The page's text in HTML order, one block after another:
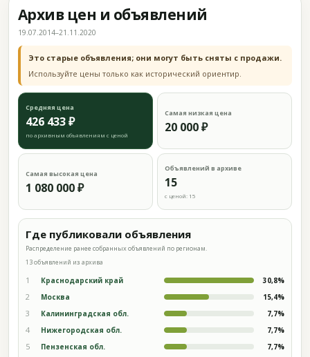
Архив цен и объявлений
19.07.2014–21.11.2020
Это старые объявления; они могут быть сняты с продажи.
Используйте цены только как исторический ориентир.
Средняя цена
426 433 ₽
по архивным объявлениям с ценой
Самая низкая цена
20 000 ₽
Самая высокая цена
1 080 000 ₽
Объявлений в архиве
15
с ценой: 15
Где публиковали объявления
Распределение ранее собранных объявлений по регионам.
13 объявлений из архива
1 Краснодарский край 30,8%
2 Москва 15,4%
3 Калининградская обл. 7,7%
4 Нижегородская обл. 7,7%
5 Пензенская обл. 7,7%